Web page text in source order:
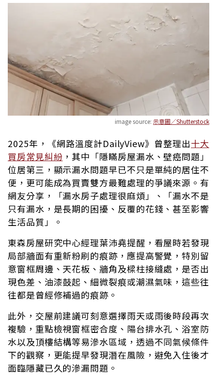
image source: 示意圖／Shutterstock
2025年，《網路溫度計DailyView》曾整理出十大
買房常見糾紛 ，其中「隱瞞房屋漏水、壁癌問題」
位居第三，顯示漏水問題早已不只是單純的居住不
便，更可能成為買賣雙方最難處理的爭議來源。有
網友分享，「漏水房子處理很麻煩」、「漏水不是
只有漏水，是長期的困擾、反覆的花錢、甚至影響
生活品質」。
東森房屋研究中心經理葉沛堯提醒，看屋時若發現
局部牆面有重新粉刷的痕跡，應提高警覺，特別留
意窗框周邊、天花板、牆角及樑柱接縫處，是否出
現色差、油漆鼓起、細微裂痕或潮濕氣味，這些往
往都是曾經修補過的痕跡。
此外，交屋前建議可刻意選擇雨天或雨後時段再次
複驗，重點檢視窗框密合度、陽台排水孔、浴室防
水以及頂樓結構等易滲水區域，透過不同氣候條件
下的觀察，更能提早發現潛在風險，避免入住後才
面臨隱藏已久的滲漏問題。